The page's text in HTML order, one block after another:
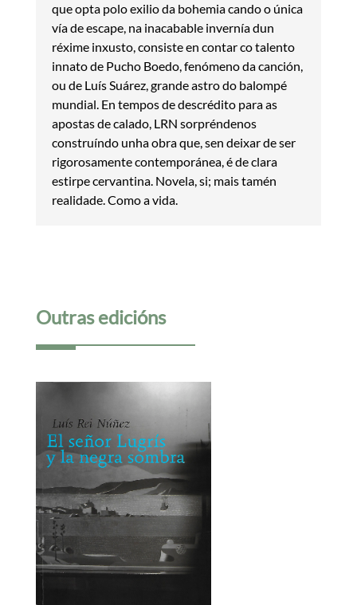
que opta polo exilio da bohemia cando o única
vía de escape, na inacabable invernía dun
réxime inxusto, consiste en contar co talento
innato de Pucho Boedo, fenómeno da canción,
ou de Luís Suárez, grande astro do balompé
mundial. En tempos de descrédito para as
apostas de calado, LRN sorpréndenos
construíndo unha obra que, sen deixar de ser
rigorosamente contemporánea, é de clara
estirpe cervantina. Novela, si; mais tamén
realidade. Como a vida.
Outras edicións